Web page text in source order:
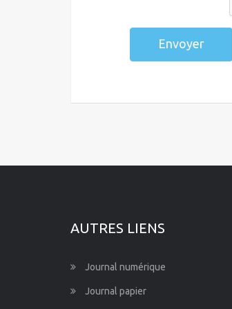
Envoyer
AUTRES LIENS
Journal numérique
Journal papier